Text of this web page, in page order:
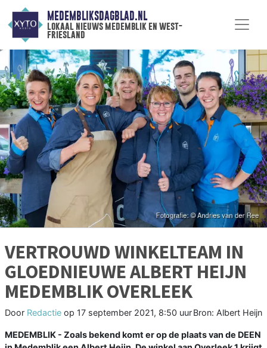
MEDEMBLIKSDAGBLAD.NL
lokaal nieuws medemblik en west-
friesland
VERTROUWD WINKELTEAM IN
GLOEDNIEUWE ALBERT HEIJN
MEDEMBLIK OVERLEEK
Door Redactie op 17 september 2021, 8:50 uurBron: Albert Heijn
MEDEMBLIK - Zoals bekend komt er op de plaats van de DEEN